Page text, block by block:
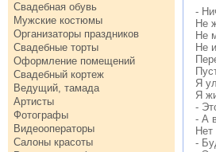
Свадебная обувь
Мужские костюмы
Организаторы праздников
Свадебные торты
Оформление помещений
Свадебный кортеж
Ведущий, тамада
Артисты
Фотографы
Видеооператоры
Салоны красоты
-
Не
Не
Не
Я
Я
-
- А
-